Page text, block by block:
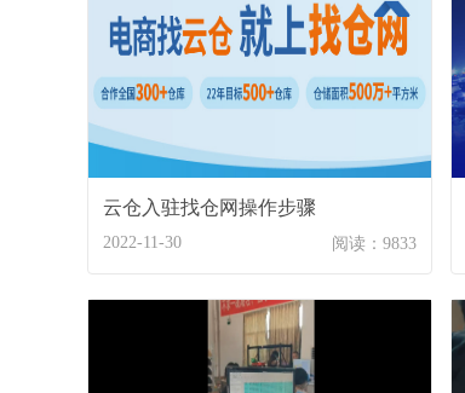
云仓入驻找仓网操作步骤
2022-11-30 阅读：9833